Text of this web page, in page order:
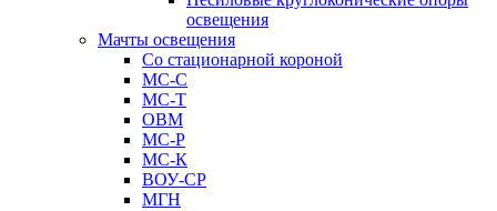
освещения
Мачты освещения
Со стационарной короной
МС-С
МС-Т
ОВМ
МС-Р
МС-К
ВОУ-СР
МГН